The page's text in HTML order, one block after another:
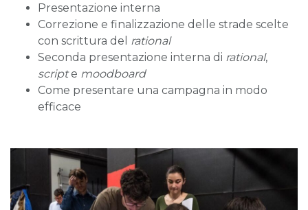
Presentazione interna
Correzione e finalizzazione delle strade scelte
con scrittura del rational
Seconda presentazione interna di rational,
scripte moodboard
Come presentare una campagna in modo
efficace